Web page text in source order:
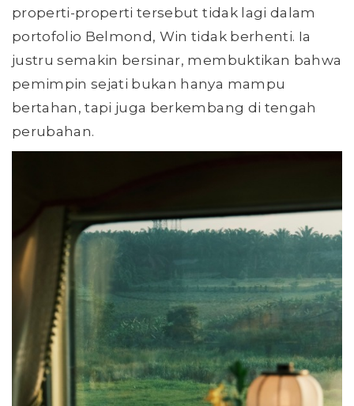
properti-properti tersebut tidak lagi dalam
portofolio Belmond, Win tidak berhenti. Ia
justru semakin bersinar, membuktikan bahwa
pemimpin sejati bukan hanya mampu
bertahan, tapi juga berkembang di tengah
perubahan.